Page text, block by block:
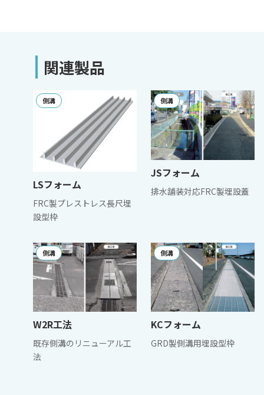
関連製品
LSフォーム
側溝
FRC製プレストレス長尺埋
設型枠
JSフォーム
側溝
排水舗装対応FRC製埋設蓋
W2R工法
側溝
既存側溝のリニューアル工
法
KCフォーム
側溝
GRD製側溝用埋設型枠